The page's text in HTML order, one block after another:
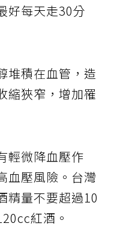
好每天走30分
堆積在血管，造
縮狹窄，增加罹
輕微降血壓作
血壓風險。台灣
精量不要超過10
紅酒。